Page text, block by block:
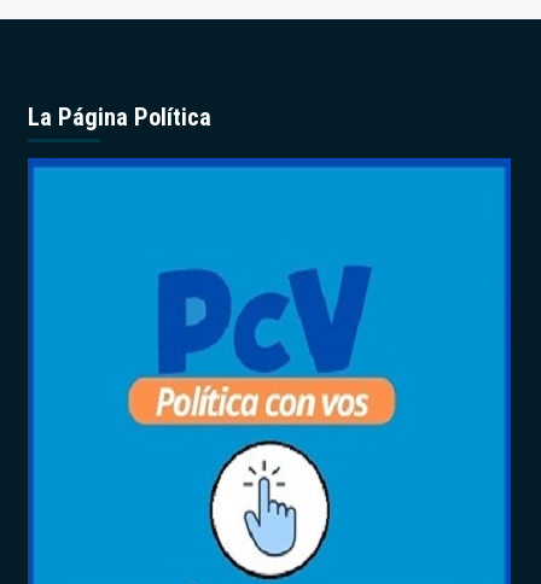
La Página Política